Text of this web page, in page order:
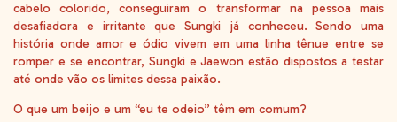
cabelo colorido, conseguiram o transformar na pessoa mais
desafiadora e irritante que Sungki já conheceu. Sendo uma
história onde amor e ódio vivem em uma linha tênue entre se
romper e se encontrar, Sungki e Jaewon estão dispostos a testar
até onde vão os limites dessa paixão.
O que um beijo e um “eu te odeio” têm em comum?